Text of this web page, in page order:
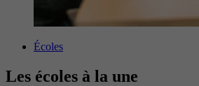
Écoles
Les écoles à la une